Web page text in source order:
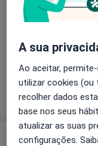
Serviços e preços
Detalhes
Como
Consultório
A sua
Ao aceitar,
utilizar cookies (ou
recolher dados
base nos seus
atualizar as suas
configurações.